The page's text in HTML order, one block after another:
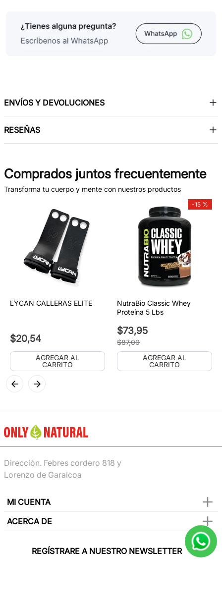
ENVÍOS Y DEVOLUCIONES
RESEÑAS
Comprados juntos frecuentemente
Transforma tu cuerpo y mente con nuestros productos
LYCAN CALLERAS ELITE
$20,54
AGREGAR AL
CARRITO
-15 %
NutraBio Classic Whey
Proteína 5 Lbs
$73,95
$87,00
AGREGAR AL
CARRITO
Dirección. Febres cordero 818 y
Lorenzo de Garaicoa
MI CUENTA
ACERCA DE
REGÍSTRARE A NUESTRO NEWSLETTER